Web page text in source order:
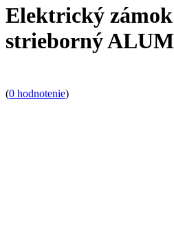
Elektrický
strieborný ALUM
(0 hodnotenie)